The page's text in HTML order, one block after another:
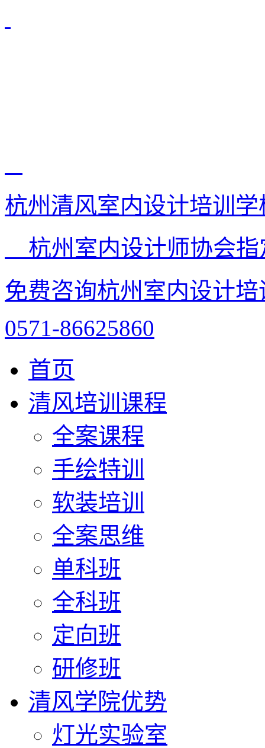
杭州清风室内设计培训学
杭州室内设计师协会
免费咨询杭州室内设计
0571-86625860
首页
清风培训课程
全案课程
手绘特训
软装培训
全案思维
单科班
全科班
定向班
研修班
清风学院优势
灯光实验室